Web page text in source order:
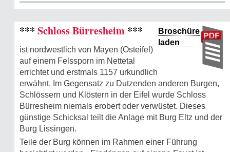
Broschüre
laden
*** Schloss Bürresheim ***
ist nordwestlich von Mayen (Osteifel)
auf einem Felssporn im Nettetal
errichtet und erstmals 1157 urkundlich
erwähnt. Im Gegensatz zu Dutzenden anderen Burgen,
Schlössern und Klöstern in der Eifel wurde Schloss
Bürresheim niemals erobert oder verwüstet. Dieses
günstige Schicksal teilt die Anlage mit Burg Eltz und der
Burg Lissingen.
Teile der Burg können im Rahmen einer Führung